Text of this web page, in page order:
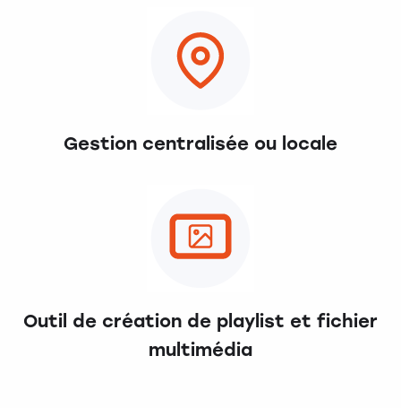
Gestion centralisée ou locale
Outil de création de playlist et fichier
multimédia